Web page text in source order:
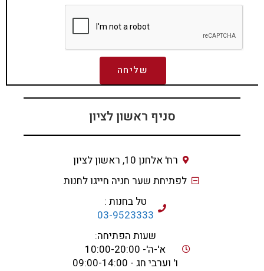
שליחה
סניף ראשון לציון
רח' אלחנן 10, ראשון לציון
לפתיחת שער חניה חייגו לחנות
טל בחנות :
03-9523333
שעות הפתיחה:
א'-ה'- 10:00-20:00
ו' וערבי חג - 09:00-14:00